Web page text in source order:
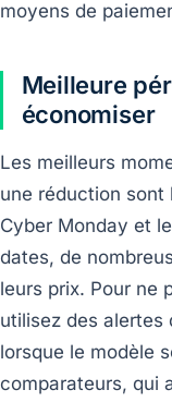
moyens de
Meilleure
économiser
Les meilleurs
une réduction sont
Cyber Monday et
dates, de
leurs prix. Pour ne
utilisez des alertes
lorsque le modèle
comparateurs, qui